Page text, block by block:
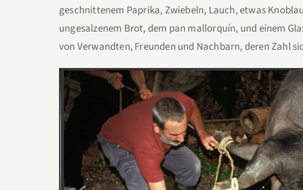
geschnittenem Paprika, Zwiebeln, Lauch, etwas
ungesalzenem Brot, dem pan mallorquín, und einem
von Verwandten, Freunden und Nachbarn, deren Zahl